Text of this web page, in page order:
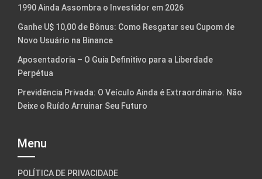
1990 Ainda Assombra o Investidor em 2026
Ganhe U$ 10,00 de Bônus: Como Resgatar seu Cupom de
Novo Usuário na Binance
Aposentadoria – O Guia Definitivo para a Liberdade
Perpétua
Previdência Privada: O Veículo Ainda é Extraordinário. Não
Deixe o Ruído Arruinar Seu Futuro
Menu
POLÍTICA DE PRIVACIDADE